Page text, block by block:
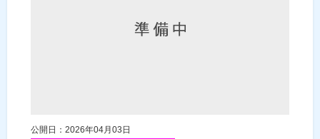
公開日：2026年04月03日